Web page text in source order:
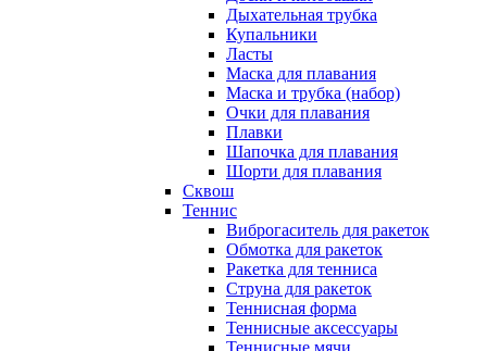
Дыхательная трубка
Купальники
Ласты
Маска для плавания
Маска и трубка (набор)
Очки для плавания
Плавки
Шапочка для плавания
Шорти для плавания
Сквош
Теннис
Виброгаситель для ракеток
Обмотка для ракеток
Ракетка для тенниса
Струна для ракеток
Теннисная форма
Теннисные аксессуары
Теннисные мячи